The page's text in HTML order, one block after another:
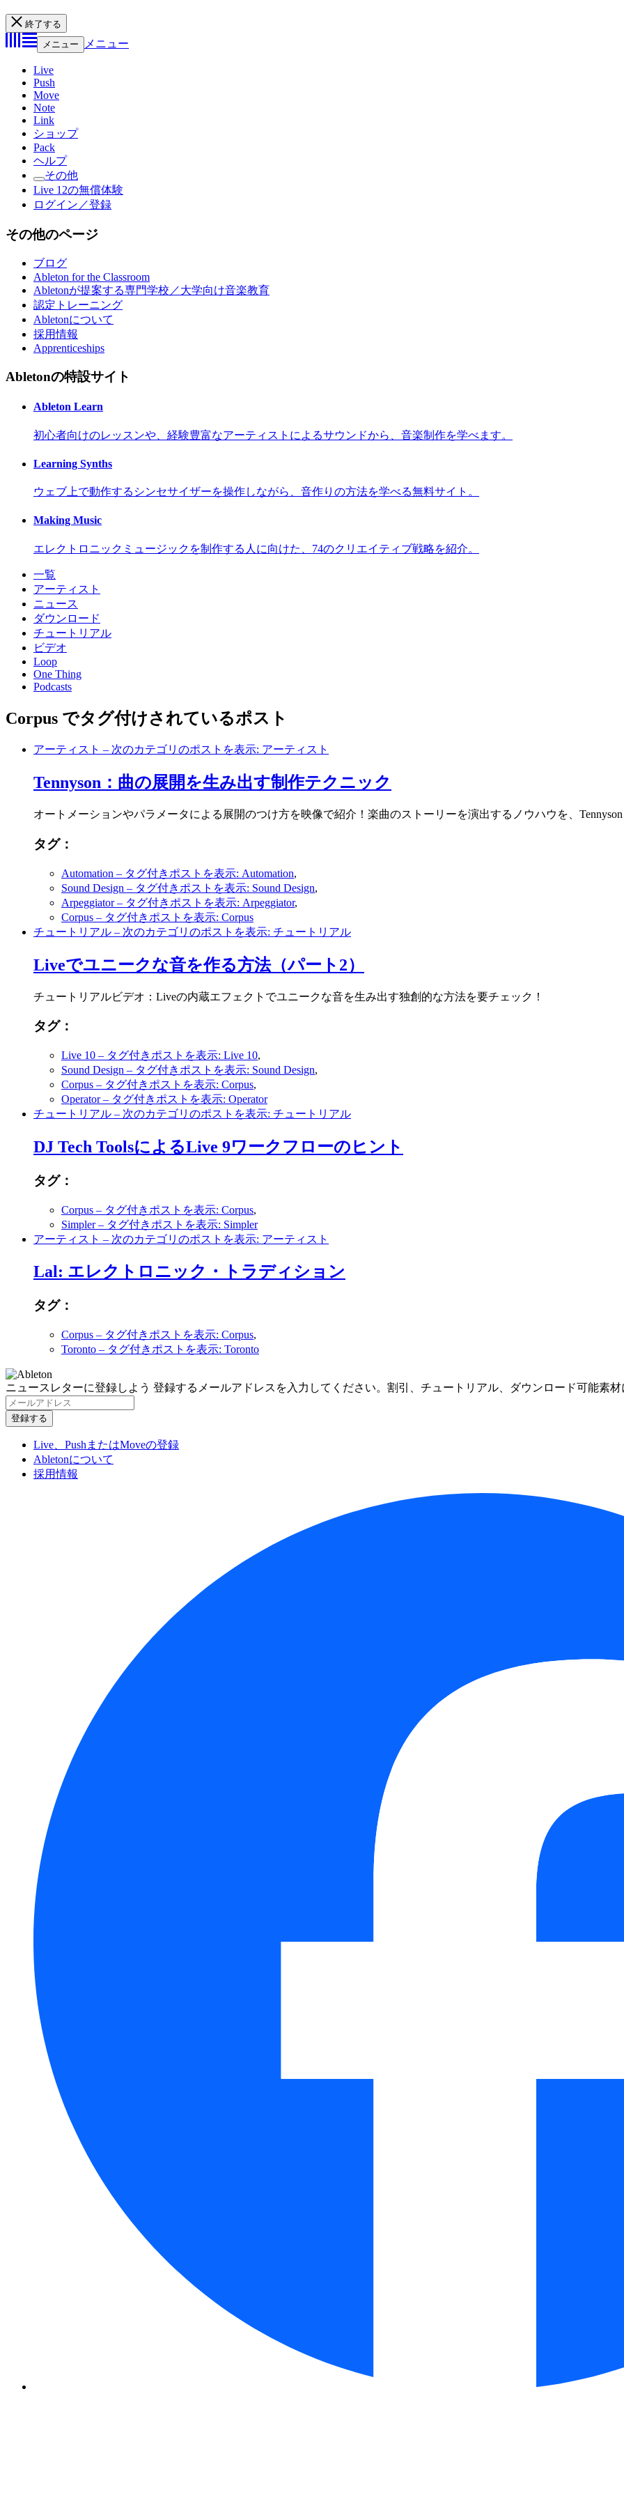
終了する
メニュー
メニュー
Live
Push
Move
Note
Link
ショップ
Pack
ヘルプ
その他
Live 12の無償体験
ログイン／登録
その他のページ
ブログ
Ableton for the Classroom
Abletonが提案する専門学校／大学向け音楽教育
認定トレーニング
Abletonについて
採用情報
Apprenticeships
Abletonの特設サイト
Ableton Learn
初心者向けのレッスンや、経験豊富なアーティストによるサウンドから、音楽制作を学べます。
Learning Synths
ウェブ上で動作するシンセサイザーを操作しながら、音作りの方法を学べる無料サイト。
Making Music
エレクトロニックミュージックを制作する人に向けた、74のクリエイティブ戦略を紹介。
一覧
アーティスト
ニュース
ダウンロード
チュートリアル
ビデオ
Loop
One Thing
Podcasts
Corpus でタグ付けされているポスト
アーティスト – 次のカテゴリのポストを表示: アーティスト
Tennyson：曲の展開を生み出す制作テクニック
オートメーションやパラメータによる展開のつけ方を映像で紹介！楽曲のストーリーを演出するノウハウを、Tennyson
タグ：
Automation – タグ付きポストを表示: Automation,
Sound Design – タグ付きポストを表示: Sound Design,
Arpeggiator– タグ付きポストを表示: Arpeggiator,
Corpus – タグ付きポストを表示: Corpus
チュートリアル – 次のカテゴリのポストを表示: チュートリアル
Liveでユニークな音を作る方法（パート2）
チュートリアルビデオ：Liveの内蔵エフェクトでユニークな音を生み出す独創的な方法を要チェック！
タグ：
Live 10 – タグ付きポストを表示: Live 10,
Sound Design – タグ付きポストを表示: Sound Design,
Corpus – タグ付きポストを表示: Corpus,
Operator– タグ付きポストを表示: Operator
チュートリアル – 次のカテゴリのポストを表示: チュートリアル
DJ Tech ToolsによるLive 9ワークフローのヒント
タグ：
Corpus – タグ付きポストを表示: Corpus,
Simpler– タグ付きポストを表示: Simpler
アーティスト – 次のカテゴリのポストを表示: アーティスト
Lal: エレクトロニック・トラディション
タグ：
Corpus – タグ付きポストを表示: Corpus,
Toronto – タグ付きポストを表示: Toronto
ニュースレターに登録しよう 登録するメールアドレスを入力してください。割引、チュートリアル、ダウンロード可能素
Live、PushまたはMoveの登録
Abletonについて
採用情報